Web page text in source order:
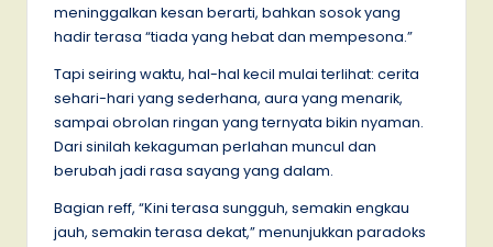
meninggalkan kesan berarti, bahkan sosok yang
hadir terasa “tiada yang hebat dan mempesona.”
Tapi seiring waktu, hal-hal kecil mulai terlihat: cerita
sehari-hari yang sederhana, aura yang menarik,
sampai obrolan ringan yang ternyata bikin nyaman.
Dari sinilah kekaguman perlahan muncul dan
berubah jadi rasa sayang yang dalam.
Bagian reff, “Kini terasa sungguh, semakin engkau
jauh, semakin terasa dekat,” menunjukkan paradoks